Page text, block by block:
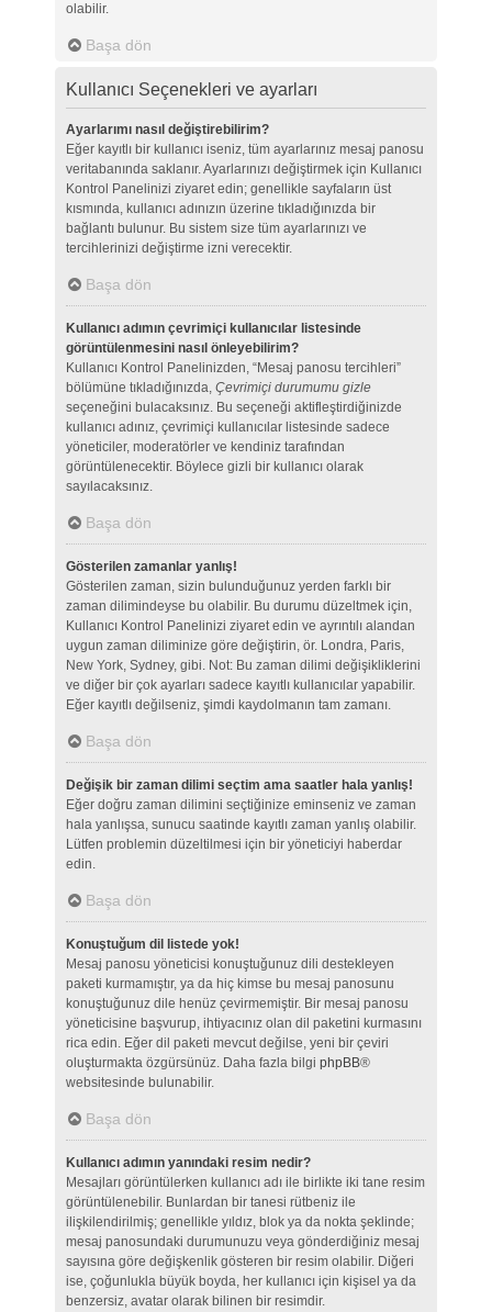
olabilir.
Başa dön
Kullanıcı Seçenekleri ve ayarları
Ayarlarımı nasıl değiştirebilirim?
Eğer kayıtlı bir kullanıcı iseniz, tüm ayarlarınız mesaj panosu
veritabanında saklanır. Ayarlarınızı değiştirmek için Kullanıcı
Kontrol Panelinizi ziyaret edin; genellikle sayfaların üst
kısmında, kullanıcı adınızın üzerine tıkladığınızda bir
bağlantı bulunur. Bu sistem size tüm ayarlarınızı ve
tercihlerinizi değiştirme izni verecektir.
Başa dön
Kullanıcı adımın çevrimiçi kullanıcılar listesinde
görüntülenmesini nasıl önleyebilirim?
Kullanıcı Kontrol Panelinizden, “Mesaj panosu tercihleri”
bölümüne tıkladığınızda, Çevrimiçi durumumu gizle
seçeneğini bulacaksınız. Bu seçeneği aktifleştirdiğinizde
kullanıcı adınız, çevrimiçi kullanıcılar listesinde sadece
yöneticiler, moderatörler ve kendiniz tarafından
görüntülenecektir. Böylece gizli bir kullanıcı olarak
sayılacaksınız.
Başa dön
Gösterilen zamanlar yanlış!
Gösterilen zaman, sizin bulunduğunuz yerden farklı bir
zaman dilimindeyse bu olabilir. Bu durumu düzeltmek için,
Kullanıcı Kontrol Panelinizi ziyaret edin ve ayrıntılı alandan
uygun zaman diliminize göre değiştirin, ör. Londra, Paris,
New York, Sydney, gibi. Not: Bu zaman dilimi değişikliklerini
ve diğer bir çok ayarları sadece kayıtlı kullanıcılar yapabilir.
Eğer kayıtlı değilseniz, şimdi kaydolmanın tam zamanı.
Başa dön
Değişik bir zaman dilimi seçtim ama saatler hala yanlış!
Eğer doğru zaman dilimini seçtiğinize eminseniz ve zaman
hala yanlışsa, sunucu saatinde kayıtlı zaman yanlış olabilir.
Lütfen problemin düzeltilmesi için bir yöneticiyi haberdar
edin.
Başa dön
Konuştuğum dil listede yok!
Mesaj panosu yöneticisi konuştuğunuz dili destekleyen
paketi kurmamıştır, ya da hiç kimse bu mesaj panosunu
konuştuğunuz dile henüz çevirmemiştir. Bir mesaj panosu
yöneticisine başvurup, ihtiyacınız olan dil paketini kurmasını
rica edin. Eğer dil paketi mevcut değilse, yeni bir çeviri
oluşturmakta özgürsünüz. Daha fazla bilgi phpBB®
websitesinde bulunabilir.
Başa dön
Kullanıcı adımın yanındaki resim nedir?
Mesajları görüntülerken kullanıcı adı ile birlikte iki tane resim
görüntülenebilir. Bunlardan bir tanesi rütbeniz ile
ilişkilendirilmiş; genellikle yıldız, blok ya da nokta şeklinde;
mesaj panosundaki durumunuzu veya gönderdiğiniz mesaj
sayısına göre değişkenlik gösteren bir resim olabilir. Diğeri
ise, çoğunlukla büyük boyda, her kullanıcı için kişisel ya da
benzersiz, avatar olarak bilinen bir resimdir.